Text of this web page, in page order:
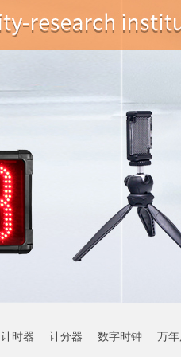
计时器 计分器 数字时钟 万